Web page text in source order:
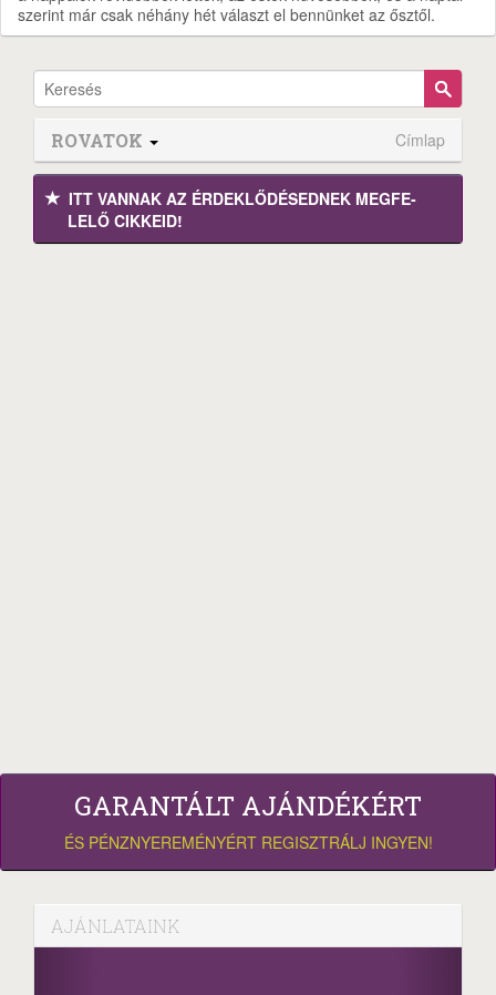
szerint már csak néhány hét választ el bennünket az ősztől.
ROVATOK Címlap
ITT VANNAK AZ ÉRDEK­LŐDÉ­SEDNEK MEGFE­
LELŐ CIKKEID!
GARANTÁLT AJÁNDÉKÉRT
ÉS PÉNZNYEREMÉNYÉRT REGISZTRÁLJ INGYEN!
AJÁNLATAINK